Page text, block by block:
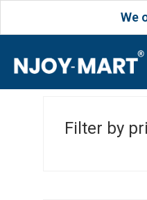
We offer same-
Filter by